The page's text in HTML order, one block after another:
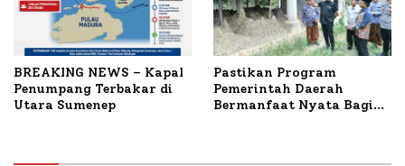
BREAKING NEWS – Kapal
Penumpang Terbakar di
Utara Sumenep
Pastikan Program
Pemerintah Daerah
Bermanfaat Nyata Bagi